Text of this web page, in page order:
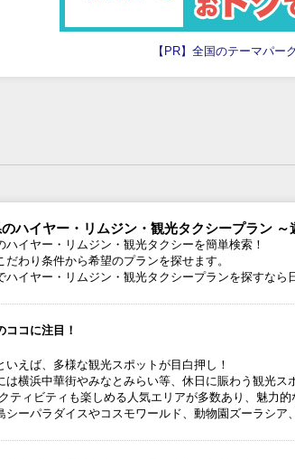
【PR】全国のテーマパー
ハイヤー・リムジン・観光タクシープラン
ハイヤー・リムジン・観光タクシーを簡単検索！
だわり条件から希望のプランを探せます。
ハイヤー・リムジン・観光タクシープランを探すなら
ココに注目！
いえば、多様な観光スポットが目白押し！
は横浜中華街やみなとみらい等、休日に賑わう観光
ティビティも楽しめる人気エリアが多数あり、魅力的
シーパラダイスやコスモワールド、動物園ズーラシ